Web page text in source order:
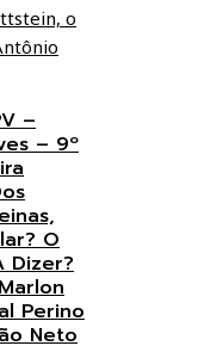
–
– 9º
O
Dizer?
Perino
Neto